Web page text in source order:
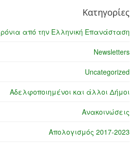
Κατηγορίες
από την Ελληνική Επανάσταση
Newsletters
Uncategorized
Αδελφοποιημένοι και άλλοι Δήμοι
Ανακοινώσεις
Απολογισμός 2017-2023